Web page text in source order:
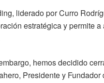
liderado por Curro
estratégica y permite
hemos decidido
Presidente y Fundador